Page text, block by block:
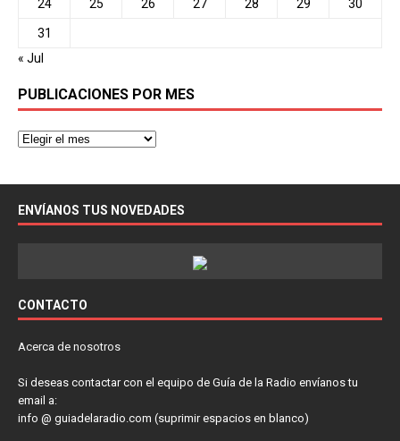
24 25 26 27 28 29 30
31
« Jul
PUBLICACIONES POR MES
ENVÍANOS TUS NOVEDADES
CONTACTO
Acerca de nosotros
Si deseas contactar con el equipo de Guía de la Radio envíanos tu
email a:
info @ guiadelaradio.com (suprimir espacios en blanco)